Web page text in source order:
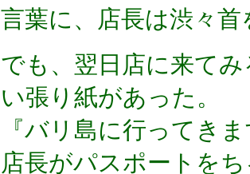
言葉に、店長は渋々
でも、翌日店に来て
い張り紙があった。
『バリ島に行ってき
店長がパスポートを